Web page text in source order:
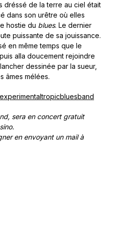
dréssé de la terre au ciel était
dans son urêtre où elles
hostie du blues. Le dernier
puissante de sa jouissance.
en même temps que le
alla doucement rejoindre
dessinée par la sueur,
âmes mélées.
sera en concert gratuit
en envoyant un mail à